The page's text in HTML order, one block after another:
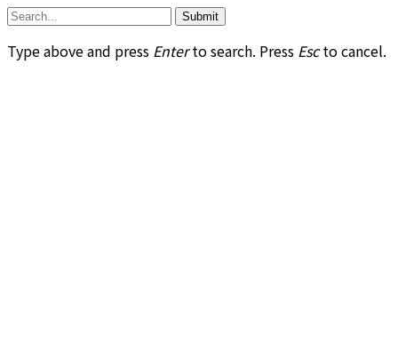
Submit
Type above and press Enterto search. Press Escto cancel.